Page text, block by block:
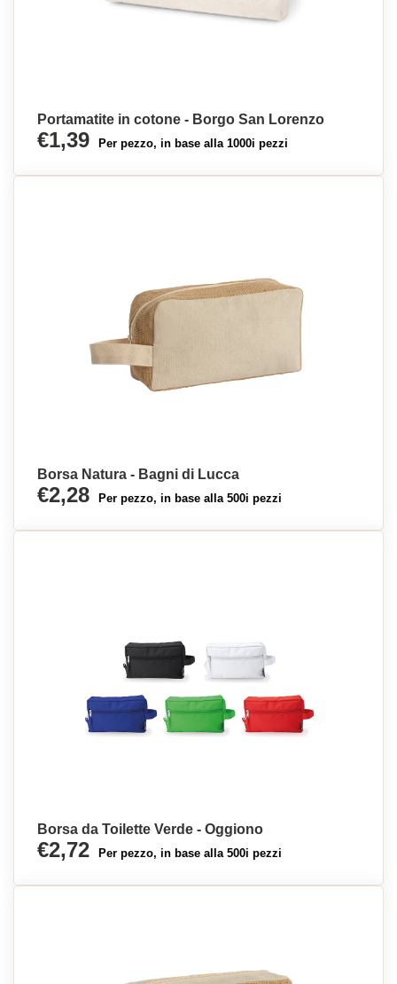
Portamatite in cotone - Borgo San Lorenzo
€1,39 Per pezzo, in base alla 1000i pezzi
Borsa Natura - Bagni di Lucca
€2,28 Per pezzo, in base alla 500i pezzi
Borsa da Toilette Verde - Oggiono
€2,72 Per pezzo, in base alla 500i pezzi